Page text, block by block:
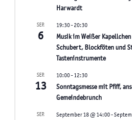
Harwardt
SEP.
6
19:30-20:30
Musik im Weißer
Schubert, Blockföten und
Tasteninstrumente
SEP.
13
10:00- 12:30
Sonntagsmesse mit Pfiff,
Gemeindebrunch
SEP. September 18 @ 14:00-